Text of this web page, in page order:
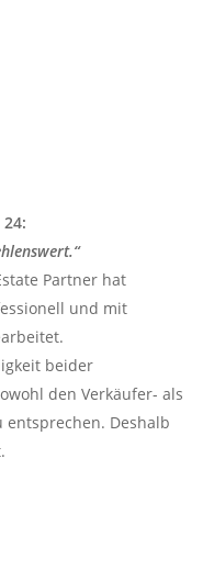
Partner hat
und mit
beider
den Verkäufer- als
Deshalb